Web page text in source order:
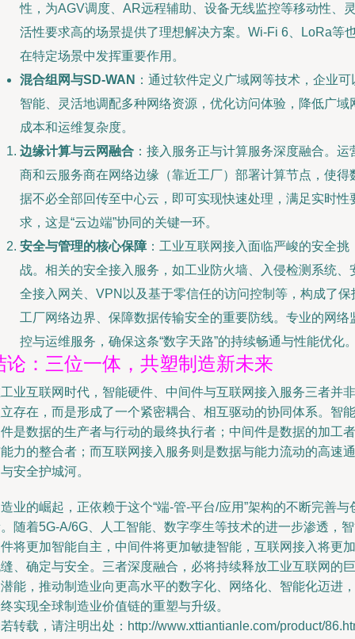
性，为AGV调度、AR远程辅助、设备无线监控等移动性、
活性要求高的场景提供了理想解决方案。Wi-Fi 6、LoRa等
在特定场景中发挥重要作用。
混合组网与SD-WAN ：通过软件定义广域网等技术，企业可
智能、灵活地调配多种网络资源，优化访问体验，降低广域
成本和运维复杂度。
边缘计算与云网融合 ：接入服务正与计算服务深度融合。运
商和云服务商在网络边缘（靠近工厂）部署计算节点，使得
据不必全部回传至中心云，即可实现快速处理，满足实时性
求，这是“云边端”协同的关键一环。
安全与管理的核心保障：工业互联网接入面临严峻的安全挑
战。相关的安全接入服务，如工业防火墙、入侵检测系统、
全接入网关、VPN以及基于零信任的访问控制等，构成了保
工厂网络边界、保障数据传输安全的重要防线。专业的网络
控与运维服务，确保这条“数字天路”的持续畅通与性能优化
论：三位一体，共塑制造新未来
业互联网时代，智能硬件、中间件与互联网接入服务三者并非
存在，而是形成了一个紧密耦合、相互驱动的协同体系。智能
是数据的生产者与行动的最终执行者；中间件是数据的加工者
力的整合者；而互联网接入服务则是数据与能力流动的高速通
安全护城河。
业的崛起，正依赖于这个“端-管-平台/应用”架构的不断完善与
随着5G-A/6G、人工智能、数字孪生等技术的进一步渗透，
将更加智能自主，中间件将更加敏捷智能，互联网接入将更加
、确定与安全。三者深度融合，必将持续释放工业互联网的巨
能，推动制造业向更高水平的数字化、网络化、智能化迈进，
实现全球制造业价值链的重塑与升级。
转载，请注明出处：http://www.xttiantianle.com/product/